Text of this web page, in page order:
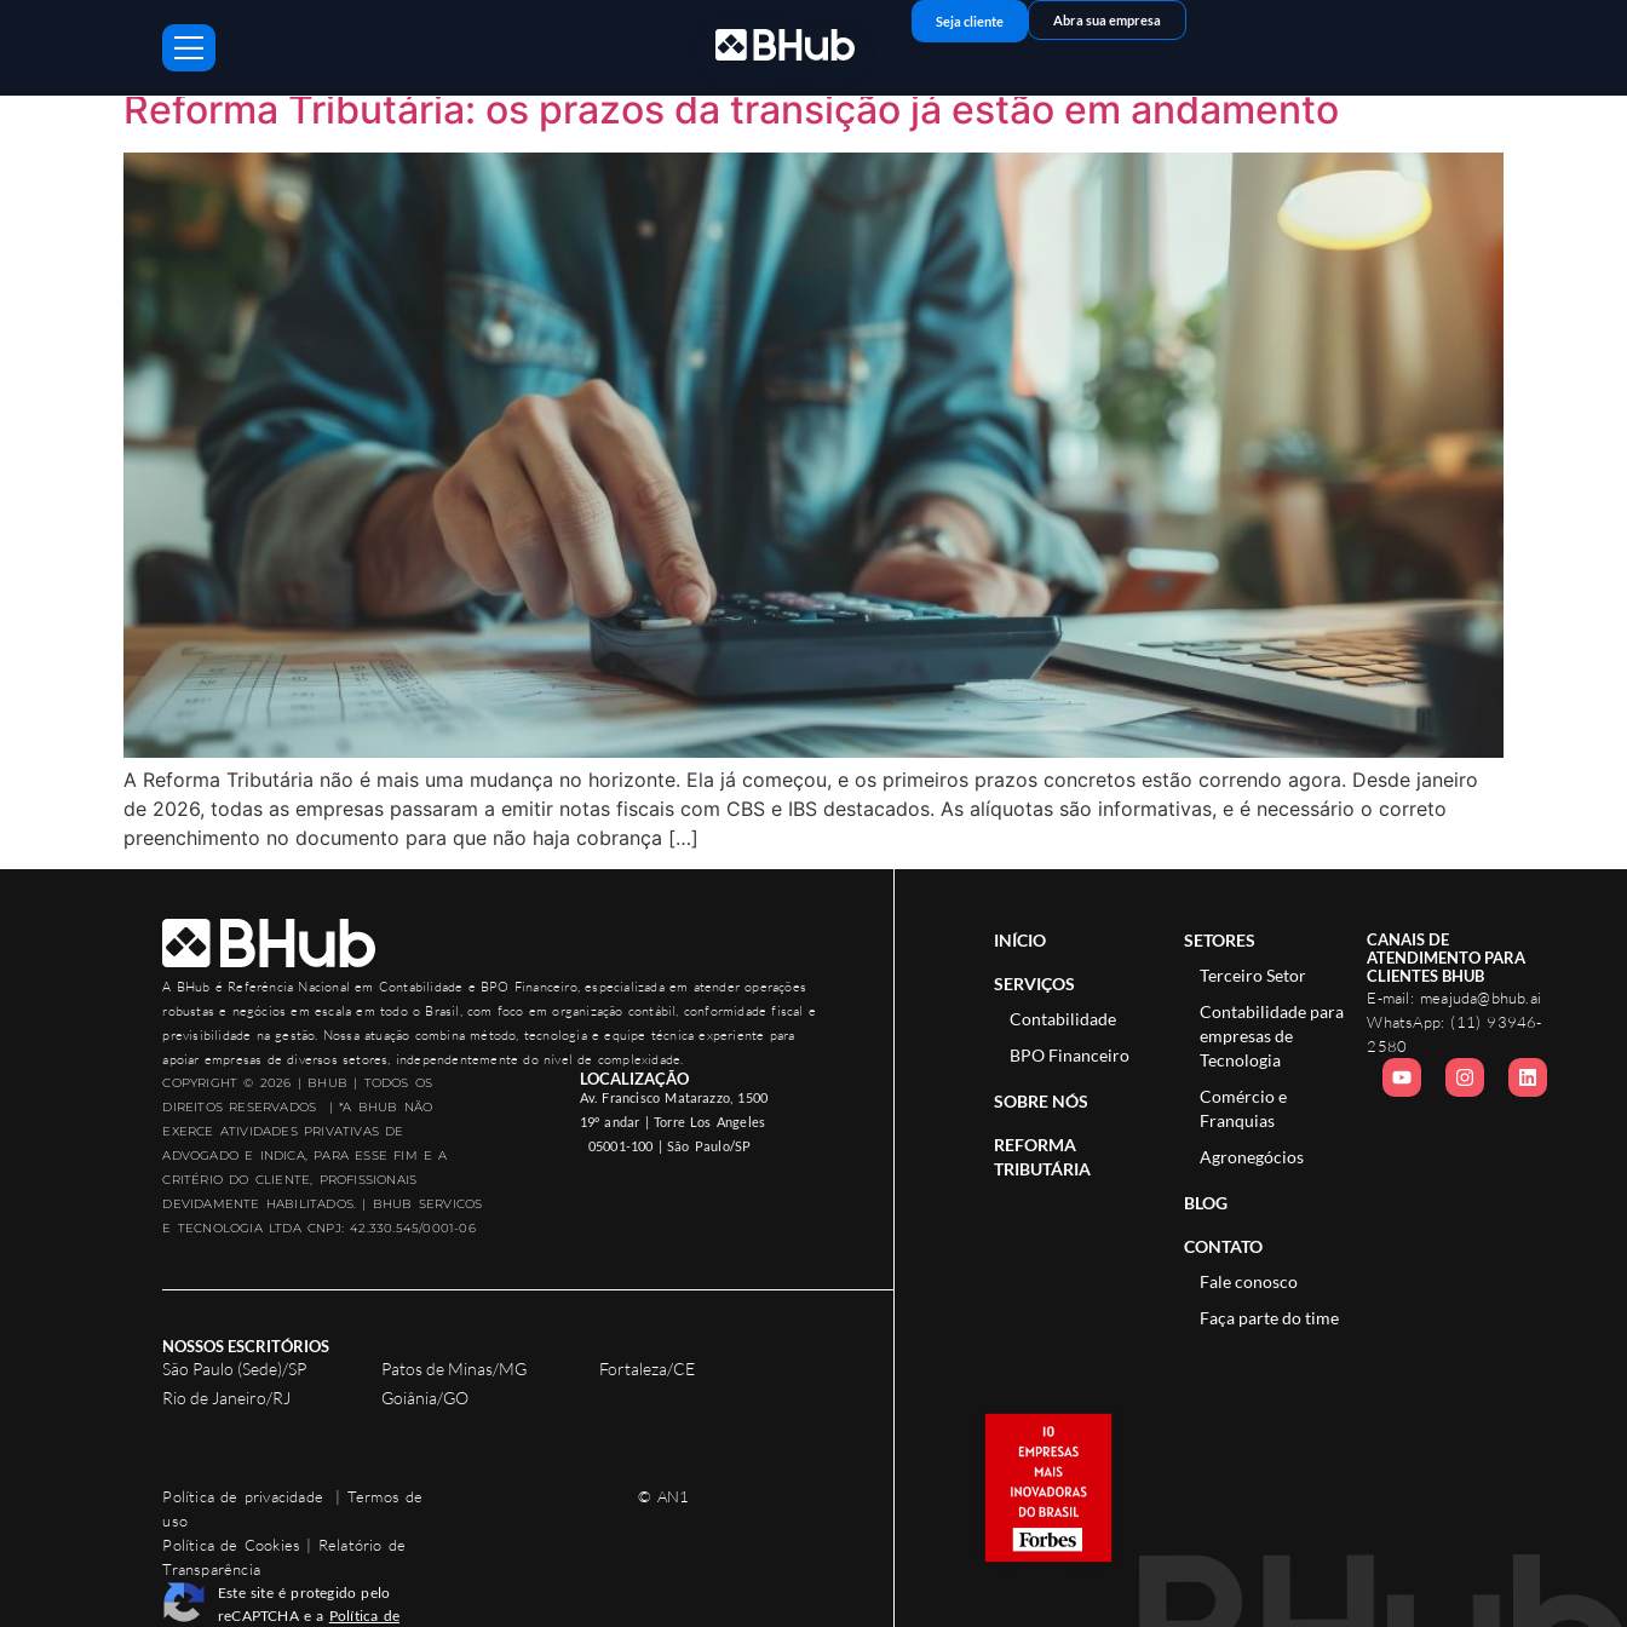
Seja cliente Abra sua empresa
Tag: consultoria tributária
Reforma Tributária: os prazos da transição já estão em andamento
A Reforma Tributária não é mais uma mudança no horizonte. Ela já começou, e os primeiros prazos concretos estão correndo agora. Desde janeiro
de 2026, todas as empresas passaram a emitir notas fiscais com CBS e IBS destacados. As alíquotas são informativas, e é necessário o correto
preenchimento no documento para que não haja cobrança […]
A BHub é Referência Nacional em Contabilidade e BPO Financeiro, especializada em atender operações
robustas e negócios em escala em todo o Brasil, com foco em organização contábil, conformidade fiscal e
previsibilidade na gestão. Nossa atuação combina método, tecnologia e equipe técnica experiente para
apoiar empresas de diversos setores, independentemente do nível de complexidade.
COPYRIGHT © 2026 | BHUB | TODOS OS
DIREITOS RESERVADOS | *A BHUB NÃO
EXERCE ATIVIDADES PRIVATIVAS DE
ADVOGADO E INDICA, PARA ESSE FIM E A
CRITÉRIO DO CLIENTE, PROFISSIONAIS
DEVIDAMENTE HABILITADOS. | BHUB SERVICOS
E TECNOLOGIA LTDA CNPJ: 42.330.545/0001-06
LOCALIZAÇÃO
Av. Francisco Matarazzo, 1500
19º andar | Torre Los Angeles
05001-100 | São Paulo/SP
NOSSOS ESCRITÓRIOS
São Paulo (Sede)/SP
Rio de Janeiro/RJ
Patos de Minas/MG
Goiânia/GO
Fortaleza/CE
Política de privacidade | Termos de
uso
Política de Cookies | Relatório de
Transparência
Este site é protegido pelo
reCAPTCHA e a Política de
© AN1
INÍCIO
SERVIÇOS
Contabilidade
BPO Financeiro
SOBRE NÓS
REFORMA
TRIBUTÁRIA
SETORES
Terceiro Setor
Contabilidade para
empresas de
Tecnologia
Comércio e
Franquias
Agronegócios
BLOG
CONTATO
Fale conosco
Faça parte do time
CANAIS DE
ATENDIMENTO PARA
CLIENTES BHUB
E-mail: meajuda@bhub.ai
WhatsApp: (11) 93946-
2580